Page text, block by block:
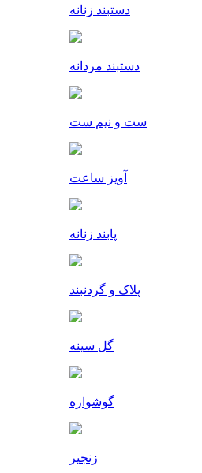
دستبند زنانه
دستبند مردانه
ست و نیم ست
آویز ساعت
پابند زنانه
پلاک و گردنبند
گل سینه
گوشواره
زنجیر